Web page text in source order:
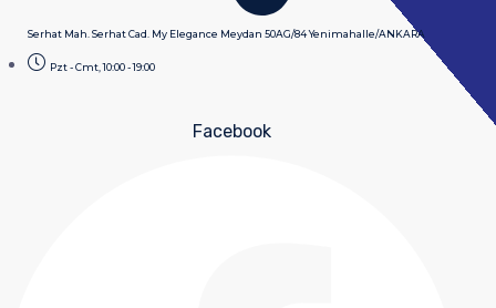
Serhat Mah. Serhat Cad. My Elegance Meydan 50AG/84 Yenimahalle/ANKARA
Pzt - Cmt, 10:00 - 19:00
Facebook